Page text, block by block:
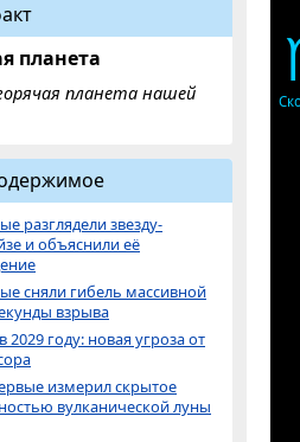
планета
планета нашей
разглядели звезду-
и объяснили её
сняли гибель массивной
взрыва
2029 году: новая угроза от
измерил скрытое
вулканической луны